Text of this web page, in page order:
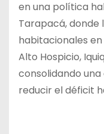
en una política
Tarapacá,
habitacionales
Alto Hospicio,
consolidando
reducir el déficit